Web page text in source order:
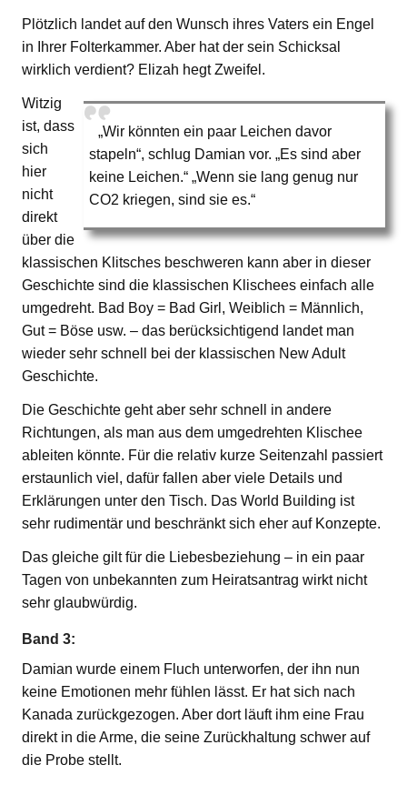
Plötzlich landet auf den Wunsch ihres Vaters ein Engel
in Ihrer Folterkammer. Aber hat der sein Schicksal
wirklich verdient? Elizah hegt Zweifel.
„Wir könnten ein paar Leichen davor
stapeln“, schlug Damian vor. „Es sind aber
keine Leichen.“ „Wenn sie lang genug nur
CO2 kriegen, sind sie es.“
Witzig
ist, dass
sich
hier
nicht
direkt
über die
klassischen Klitsches beschweren kann aber in dieser
Geschichte sind die klassischen Klischees einfach alle
umgedreht. Bad Boy = Bad Girl, Weiblich = Männlich,
Gut = Böse usw. – das berücksichtigend landet man
wieder sehr schnell bei der klassischen New Adult
Geschichte.
Die Geschichte geht aber sehr schnell in andere
Richtungen, als man aus dem umgedrehten Klischee
ableiten könnte. Für die relativ kurze Seitenzahl passiert
erstaunlich viel, dafür fallen aber viele Details und
Erklärungen unter den Tisch. Das World Building ist
sehr rudimentär und beschränkt sich eher auf Konzepte.
Das gleiche gilt für die Liebesbeziehung – in ein paar
Tagen von unbekannten zum Heiratsantrag wirkt nicht
sehr glaubwürdig.
Band 3:
Damian wurde einem Fluch unterworfen, der ihn nun
keine Emotionen mehr fühlen lässt. Er hat sich nach
Kanada zurückgezogen. Aber dort läuft ihm eine Frau
direkt in die Arme, die seine Zurückhaltung schwer auf
die Probe stellt.